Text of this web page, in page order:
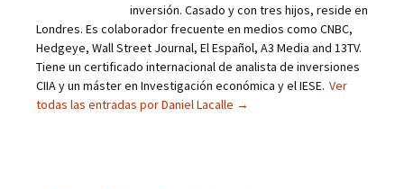
inversión. Casado y con tres hijos, reside en
Londres. Es colaborador frecuente en medios como CNBC,
Hedgeye, Wall Street Journal, El Español, A3 Media and 13TV.
Tiene un certificado internacional de analista de inversiones
CIIA y un máster en Investigación económica y el IESE. Ver
todas las entradas por Daniel Lacalle →